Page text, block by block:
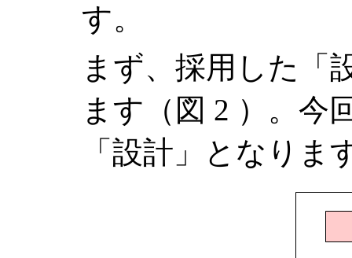
す。
まず、採用した「
ます（図 2 ）。今
「設計」となりま